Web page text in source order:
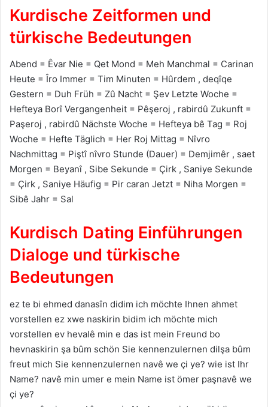
Kurdische Zeitformen und
türkische Bedeutungen
Abend = Êvar Nie = Qet Mond = Meh Manchmal = Carinan
Heute = Îro Immer = Tim Minuten = Hûrdem , deqîqe
Gestern = Duh Früh = Zû Nacht = Şev Letzte Woche =
Hefteya Borî Vergangenheit = Pêşeroj , rabirdû Zukunft =
Paşeroj , rabirdû Nächste Woche = Hefteya bê Tag = Roj
Woche = Hefte Täglich = Her Roj Mittag = Nîvro
Nachmittag = Piştî nîvro Stunde (Dauer) = Demjimêr , saet
Morgen = Beyanî , Sibe Sekunde = Çirk , Saniye Sekunde
= Çirk , Saniye Häufig = Pir caran Jetzt = Niha Morgen =
Sibê Jahr = Sal
Kurdisch Dating Einführungen
Dialoge und türkische
Bedeutungen
ez te bi ehmed danasîn didim ich möchte Ihnen ahmet
vorstellen ez xwe naskirin bidim ich möchte mich
vorstellen ev hevalê min e das ist mein Freund bo
hevnaskirin şa bûm schön Sie kennenzulernen dilşa bûm
freut mich Sie kennenzulernen navê we çi ye? wie ist Ihr
Name? navê min umer e mein Name ist ömer paşnavê we
çi ye?